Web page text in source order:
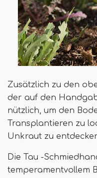
Zusätzlich zu den
der auf den
nützlich, um den
Transplantieren zu
Unkraut zu
Die Tau -
temperamentvollem